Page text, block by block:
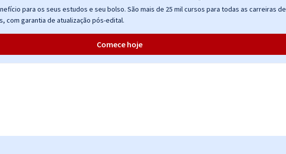
para os seus estudos e seu bolso. São mais de 25 mil cursos para todas as carreiras de
com garantia de atualização pós-edital.
Comece hoje